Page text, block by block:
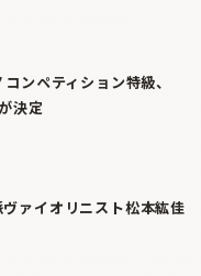
ンペティション特級、
決定
ァイオリニスト松本紘佳